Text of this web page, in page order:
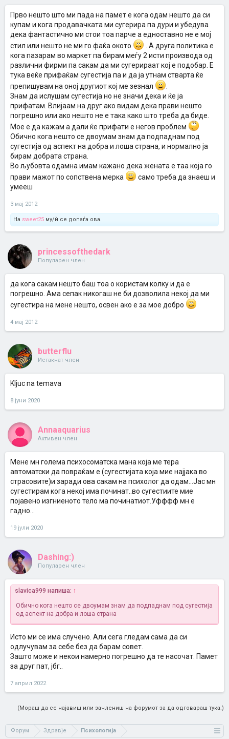
Прво нешто што ми пада на памет е кога одам нешто да си
купам и кога продавачката ми сугерира па дури и убедува
дека фантастично ми стои тоа парче а едноставно не е мој
стил или нешто не ми го фаќа окото
. А друга политика е
кога пазарам во маркет па бирам меѓу 2 исти производа од
различни фирми па сакам да ми сугерираат кој е подобар. Е
тука веќе прифаќам сугестија па и да ја утнам стварта ќе
препишувам на оној другиот кој ме зезнал
Знам да ислушам сугестија но не значи дека и ќе ја
прифатам. Влијаам на друг ако видам дека прави нешто
погрешно или ако нешто не е така како што треба да биде.
Мое е да кажам а дали ќе прифати е негов проблем
Обично кога нешто се двоумам знам да подпаднам под
сугестија од аспект на добра и лоша страна, и нормално ја
бирам добрата страна.
Во љубовта одамна имам кажано дека жената е таа која го
прави мажот по сопствена мерка
само треба да знаеш и
умееш
3 мај 2012
На sweet25 му/ѝ се допаѓа ова.
princessofthedark
Популарен член
да кога сакам нешто баш тоа о користам колку и да е
погрешно. Ама сепак никогаш не би дозволила некој да ми
сугестира на мене нешто, освен ако е за мое добро
4 мај 2012
butterflu
Истакнат член
Kljuc na temava
8 јуни 2020
Annaaquarius
Активен член
Мене мн голема психосоматска мана која ме тера
автоматски да повраќам е (сугестијата која мие најјака во
страсовите)и заради ова сакам на психолог да одам...Јас мн
сугестирам кога некој има починат..во сугестиите мие
појавено изгниеното тело ма починатиот.Уфффф мн е
гадно...
19 јули 2020
Dashing:)
Популарен член
slavica999 напиша: ↑
Обично кога нешто се двоумам знам да подпаднам под сугестија
од аспект на добра и лоша страна
Исто ми се има случено. Али сега гледам сама да си
одлучувам за себе без да барам совет.
Зашто може и некои намерно погрешно да те насочат. Памет
за друг пат, јбг..
7 април 2022
(Мораш да се најавиш или зачлениш на форумот за да одговараш тука.)
Форум Здравје Психологија